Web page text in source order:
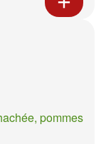
pommes